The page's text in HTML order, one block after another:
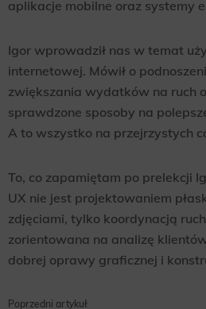
aplikacje mobilne oraz systemy
Igor wprowadził nas w temat
internetowej. Mówił o
zwiększania wydatków na ruch
sprawdzone sposoby na
A to wszystko na przejrzystych
To, co zapamiętam po prelekcji
UX nie jest projektowaniem
zdjęciami, tylko koordynacją
zorientowana na analizę
dobrej oprawy graficznej i
Poprzedni artykuł